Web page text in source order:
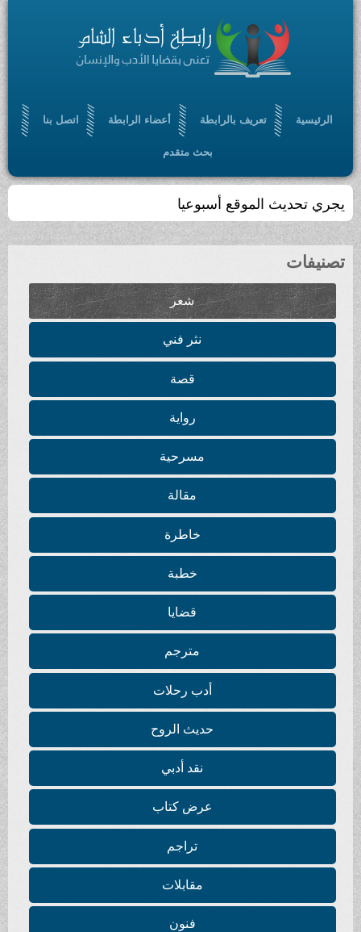
الرئيسية تعريف بالرابطة أعضاء الرابطة اتصل بنا
بحث متقدم
يجري تحديث الموقع أسبوعيا
تصنيفات
شعر
نثر فني
قصة
رواية
مسرحية
مقالة
خاطرة
خطبة
قضايا
مترجم
أدب رحلات
حديث الروح
نقد أدبي
عرض كتاب
تراجم
مقابلات
فنون